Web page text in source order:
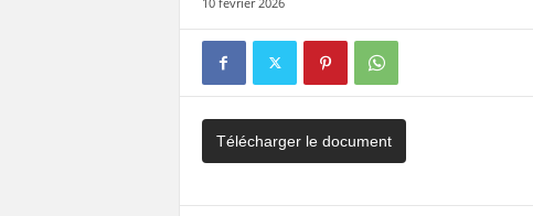
Télécharger le document